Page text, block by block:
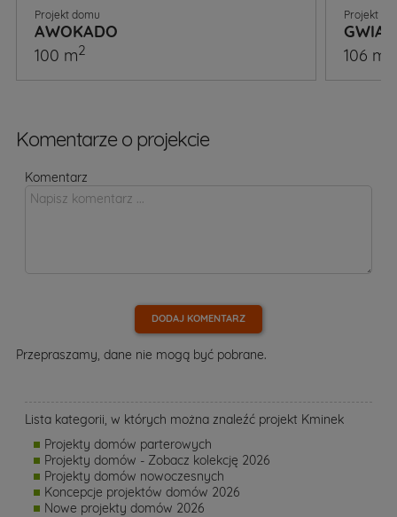
Projekt domu
AWOKADO
100 m2
Projekt
106 m
Komentarze o projekcie
Komentarz
DODAJ KOMENTARZ
Przepraszamy, dane nie mogą być pobrane.
Lista kategorii, w których można znaleźć projekt Kminek
Projekty domów parterowych
Projekty domów - Zobacz kolekcję 2026
Projekty domów nowoczesnych
Koncepcje projektów domów 2026
Nowe projekty domów 2026